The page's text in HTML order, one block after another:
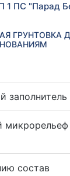
1 ПС "Парад
ГРУНТОВКА
заполнитель
микрорельеф
состав